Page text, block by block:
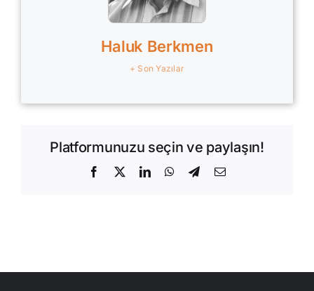
Haluk Berkmen
+ Son Yazılar
Platformunuzu seçin ve paylaşın!
Facebook
X LinkedInWhatsApp
Telegram
E-